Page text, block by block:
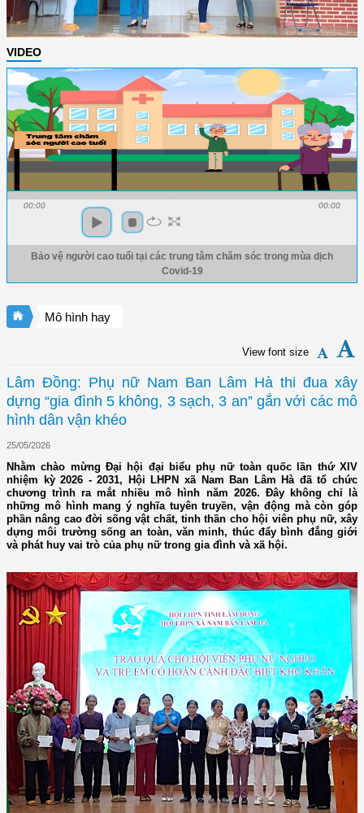
VIDEO
00:00 00:00
Bảo vệ người cao tuổi tại các trung tâm chăm sóc trong mùa dịch
Covid-19
Mô hình hay
View font size
Lâm Đồng: Phụ nữ Nam Ban Lâm Hà thi đua xây
dựng “gia đình 5 không, 3 sạch, 3 an” gắn với các mô
hình dân vận khéo
25/05/2026
Nhằm chào mừng Đại hội đại biểu phụ nữ toàn quốc lần thứ XIV
nhiệm kỳ 2026 - 2031, Hội LHPN xã Nam Ban Lâm Hà đã tổ chức
chương trình ra mắt nhiều mô hình năm 2026. Đây không chỉ là
những mô hình mang ý nghĩa tuyên truyền, vận động mà còn góp
phần nâng cao đời sống vật chất, tinh thần cho hội viên phụ nữ, xây
dựng môi trường sống an toàn, văn minh, thúc đẩy bình đẳng giới
và phát huy vai trò của phụ nữ trong gia đình và xã hội.